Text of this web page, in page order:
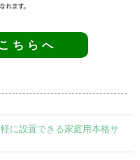
ちらへ
に設置できる家庭用本格サ